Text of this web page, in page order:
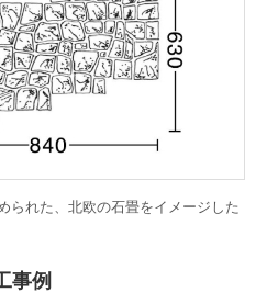
られた、北欧の石畳をイメージした
事例